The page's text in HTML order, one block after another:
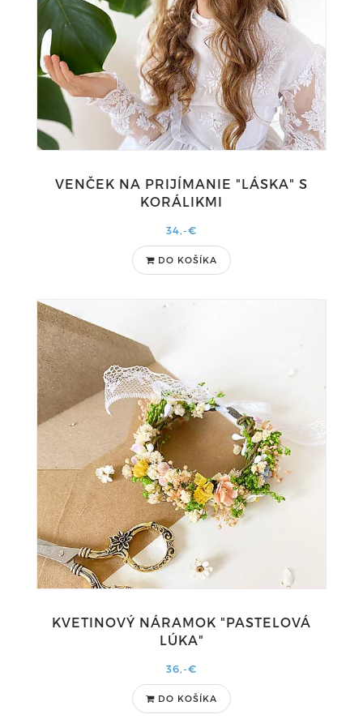
VENČEK NA PRIJÍMANIE "LÁSKA" S
KORÁLIKMI
34,-€
DO KOŠÍKA
KVETINOVÝ NÁRAMOK "PASTELOVÁ
LÚKA"
36,-€
DO KOŠÍKA